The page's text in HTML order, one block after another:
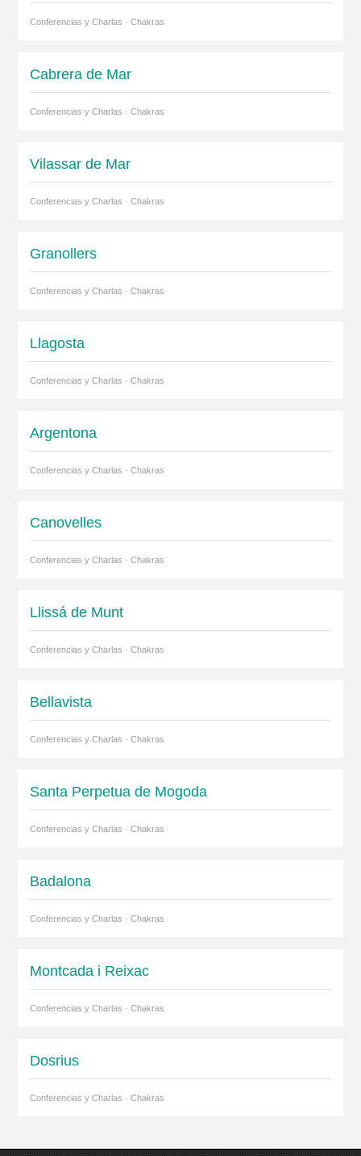
Conferencias y Charlas · Chakras
Cabrera de Mar
Conferencias y Charlas · Chakras
Vilassar de Mar
Conferencias y Charlas · Chakras
Granollers
Conferencias y Charlas · Chakras
Llagosta
Conferencias y Charlas · Chakras
Argentona
Conferencias y Charlas · Chakras
Canovelles
Conferencias y Charlas · Chakras
Llissá de Munt
Conferencias y Charlas · Chakras
Bellavista
Conferencias y Charlas · Chakras
Santa Perpetua de Mogoda
Conferencias y Charlas · Chakras
Badalona
Conferencias y Charlas · Chakras
Montcada i Reixac
Conferencias y Charlas · Chakras
Dosrius
Conferencias y Charlas · Chakras